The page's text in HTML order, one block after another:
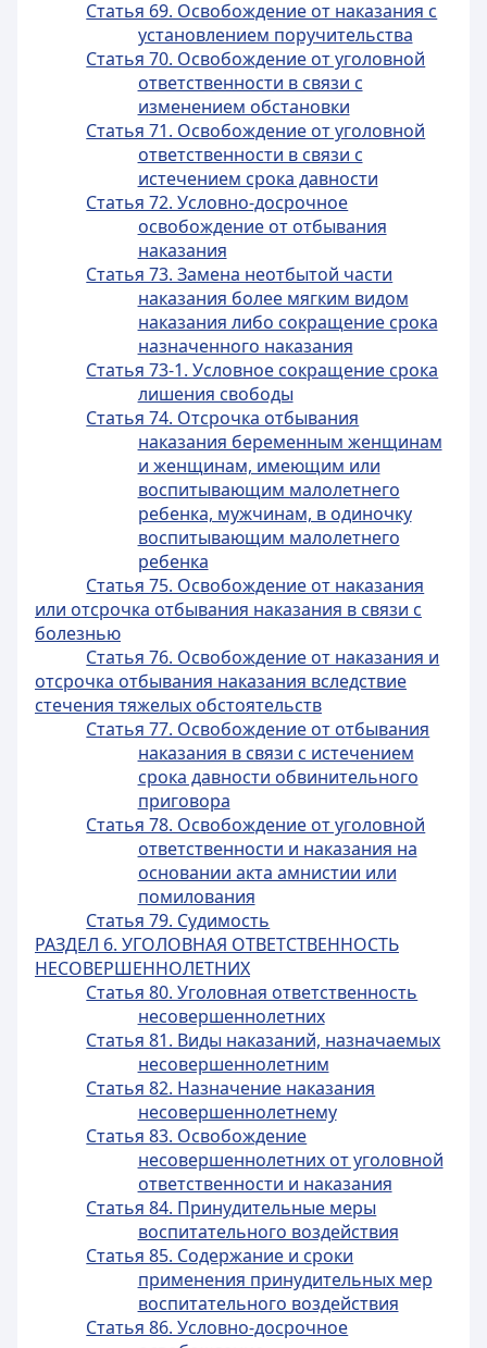
Статья 69. Освобождение от наказания с
установлением поручительства
Статья 70. Освобождение от уголовной
ответственности в связи с
изменением обстановки
Статья 71. Освобождение от уголовной
ответственности в связи с
истечением срока давности
Статья 72. Условно-досрочное
освобождение от отбывания
наказания
Статья 73. Замена неотбытой части
наказания более мягким видом
наказания либо сокращение срока
назначенного наказания
Статья 73-1. Условное сокращение срока
лишения свободы
Статья 74. Отсрочка отбывания
наказания беременным женщинам
и женщинам, имеющим или
воспитывающим малолетнего
ребенка, мужчинам, в одиночку
воспитывающим малолетнего
ребенка
Статья 75. Освобождение от наказания
или отсрочка отбывания наказания в связи с
болезнью
Статья 76. Освобождение от наказания и
отсрочка отбывания наказания вследствие
стечения тяжелых обстоятельств
Статья 77. Освобождение от отбывания
наказания в связи с истечением
срока давности обвинительного
приговора
Статья 78. Освобождение от уголовной
ответственности и наказания на
основании акта амнистии или
помилования
Статья 79. Судимость
РАЗДЕЛ 6. УГОЛОВНАЯ ОТВЕТСТВЕННОСТЬ
НЕСОВЕРШЕННОЛЕТНИХ
Статья 80. Уголовная ответственность
несовершеннолетних
Статья 81. Виды наказаний, назначаемых
несовершеннолетним
Статья 82. Назначение наказания
несовершеннолетнему
Статья 83. Освобождение
несовершеннолетних от уголовной
ответственности и наказания
Статья 84. Принудительные меры
воспитательного воздействия
Статья 85. Содержание и сроки
применения принудительных мер
воспитательного воздействия
Статья 86. Условно-досрочное